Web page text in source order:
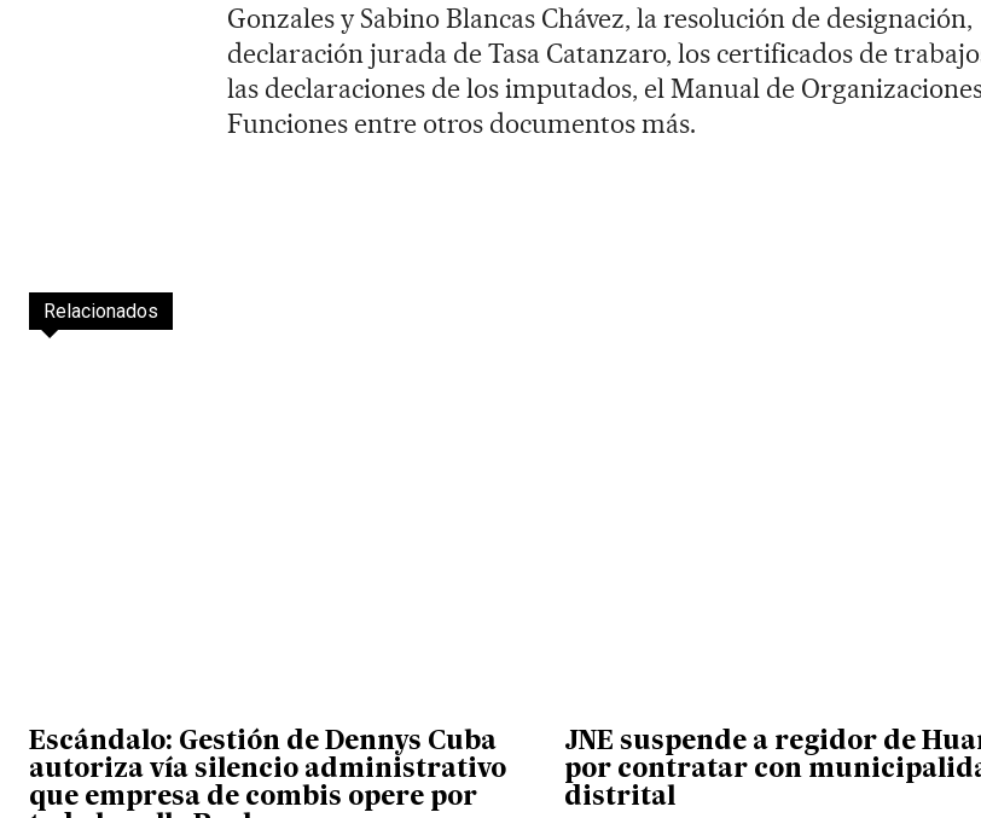
Gonzales y Sabino Blancas Chávez, la resolución de designación,
declaración jurada de Tasa Catanzaro, los certificados de
las declaraciones de los imputados, el Manual de
Funciones entre otros documentos más.
Relacionados
Escándalo: Gestión de Dennys Cuba
autoriza vía silencio administrativo
que empresa de combis opere por
JNE suspende a regidor de
por contratar con
distrital